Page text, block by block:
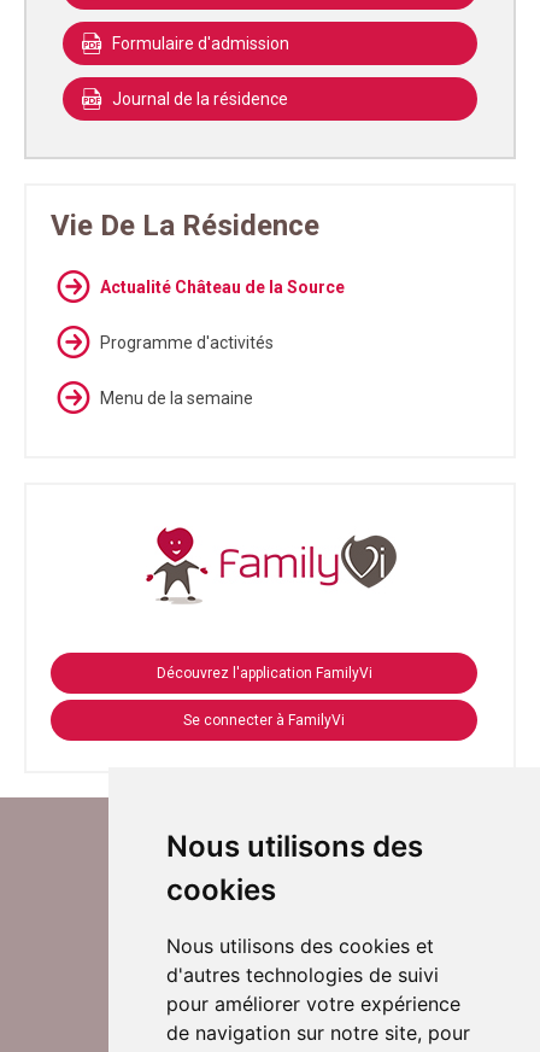
Nous utilisons des
cookies
Nous utilisons des cookies et
d'autres technologies de suivi
pour améliorer votre expérience
de navigation sur notre site, pour
Formulaire d'admission
Journal de la résidence
Vie De La Résidence
Actualité Château de la Source
Programme d'activités
Menu de la semaine
Découvrez l'application FamilyVi
Se connecter à FamilyVi
Suivez-nous sur Twitter